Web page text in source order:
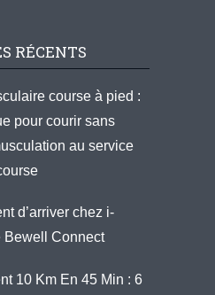
RÉCENTS
course à pied :
pour courir sans
au service
d’arriver chez i-
Bewell Connect
10 Km En 45 Min : 6